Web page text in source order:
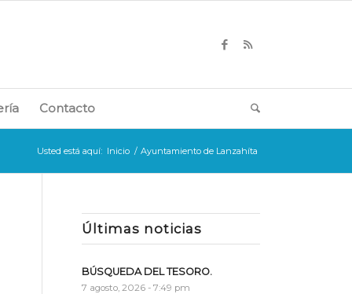
Contacto
Usted está aquí: Inicio / Ayuntamiento de Lanzahíta
Últimas noticias
BÚSQUEDA DEL TESORO.
7 agosto, 2026 - 7:49 pm